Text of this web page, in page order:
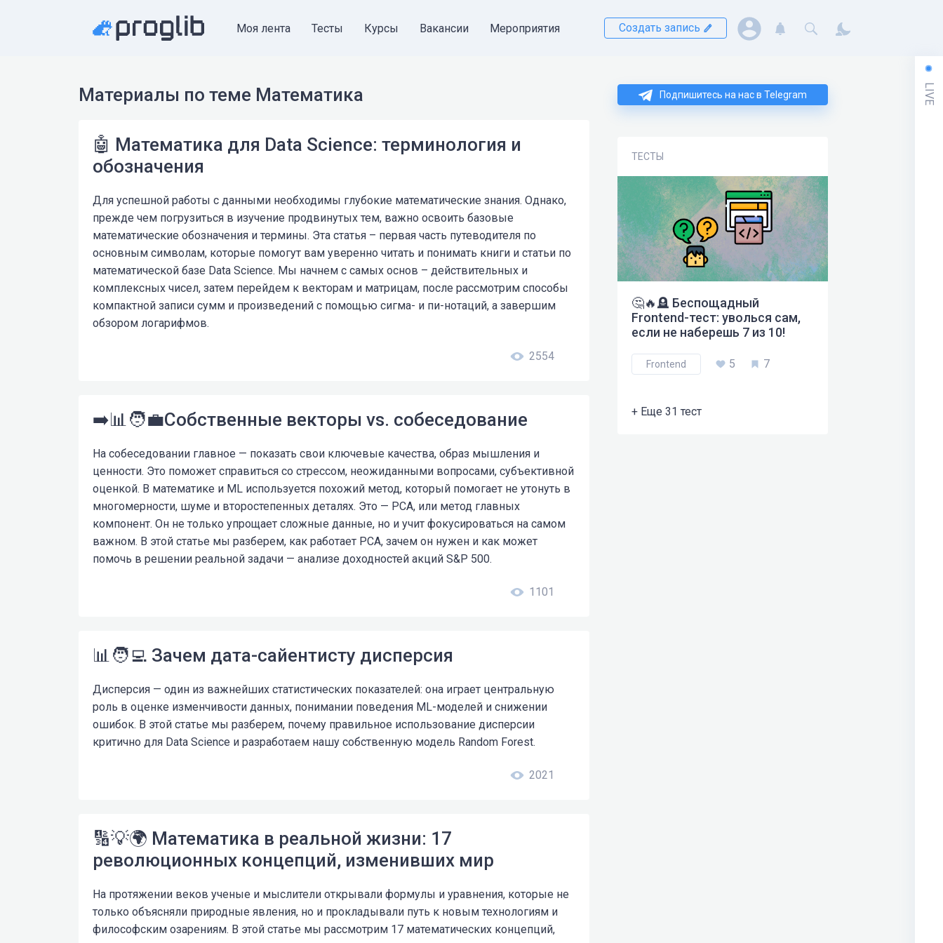
Моя лента Тесты Курсы Вакансии Мероприятия Создать запись
Подпишитесь на нас в Telegram
ТЕСТЫ
🤔🔥🪦 Беспощадный
Frontend-тест: уволься сам,
если не наберешь 7 из 10!
Frontend 5 7
+ Еще 31 тест
Материалы по теме Математика
🤖 Математика для Data Science: терминология и
обозначения
Для успешной работы с данными необходимы глубокие математические знания. Однако,
прежде чем погрузиться в изучение продвинутых тем, важно освоить базовые
математические обозначения и термины. Эта статья – первая часть путеводителя по
основным символам, которые помогут вам уверенно читать и понимать книги и статьи по
математической базе Data Science. Мы начнем с самых основ – действительных и
комплексных чисел, затем перейдем к векторам и матрицам, после рассмотрим способы
компактной записи сумм и произведений с помощью сигма- и пи-нотаций, а завершим
обзором логарифмов.
2554
➡️📊🧑‍💼Собственные векторы vs. собеседование
На собеседовании главное — показать свои ключевые качества, образ мышления и
ценности. Это поможет справиться со стрессом, неожиданными вопросами, субъективной
оценкой. В математике и ML используется похожий метод, который помогает не утонуть в
многомерности, шуме и второстепенных деталях. Это — PCA, или метод главных
компонент. Он не только упрощает сложные данные, но и учит фокусироваться на самом
важном. В этой статье мы разберем, как работает PCA, зачем он нужен и как может
помочь в решении реальной задачи — анализе доходностей акций S&P 500.
1101
📊🧑‍💻 Зачем дата-сайентисту дисперсия
Дисперсия — один из важнейших статистических показателей: oна играет центральную
роль в оценке изменчивости данных, понимании поведения ML-моделей и снижении
ошибок. В этой статье мы разберeм, почему правильное использование дисперсии
критично для Data Science и разработаем нашу собственную модель Random Forest.
2021
🔢💡🌍 Математика в реальной жизни: 17
революционных концепций, изменивших мир
На протяжении веков ученые и мыслители открывали формулы и уравнения, которые не
только объясняли природные явления, но и прокладывали путь к новым технологиям и
философским озарениям. В этой статье мы рассмотрим 17 математических концепций,
LIVE